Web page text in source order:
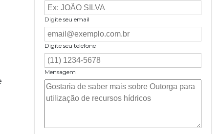
Digite seu email
Digite seu telefone
Mensagem